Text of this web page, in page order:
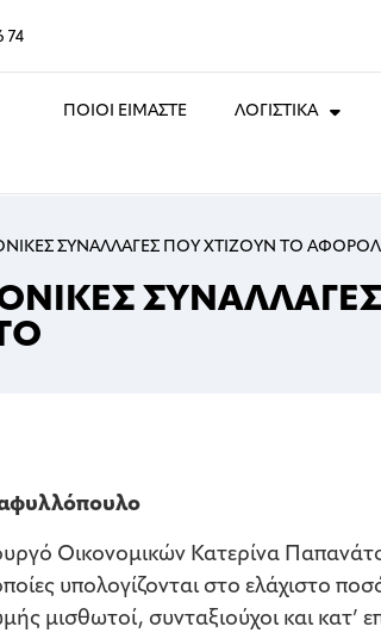
74
ΠΟΙΟΙ ΕΙΜΑΣΤΕ ΛΟΓΙΣΤΙΚΑ
ΣΥΝΑΛΛΑΓΕΣ ΠΟΥ ΧΤΙΖΟΥΝ ΤΟ
Οικονομικών Κατερίνα
υπολογίζονται στο ελάχιστο
μισθωτοί, συνταξιούχοι και κατ’